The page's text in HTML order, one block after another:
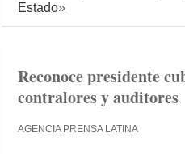
Estado»
Reconoce presidente
contralores y auditores
AGENCIA PRENSA LATINA